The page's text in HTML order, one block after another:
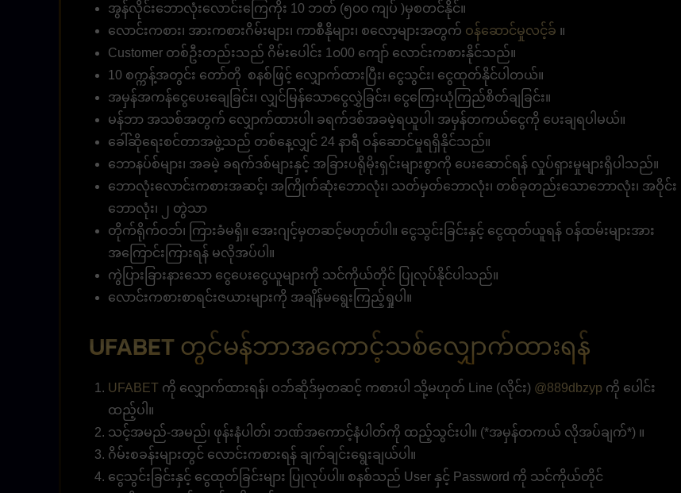
အွန်လိုင်းဘောလုံးလောင်းကြေကိုး 10 ဘတ် (၅၀၀ ကျပ် )မှစတင်နိုင်။
လောင်းကစား၊ အားကစားဂိမ်းများ၊ ကာစီနိုများ၊ စလော့များအတွက် ဝန်ဆောင်မှုလင့်ခ် ။
Customer တစ်ဦးတည်းသည် ဂိမ်းပေါင်း 1၀00 ကျော် လောင်းကစားနိုင်သည်။
10 စက္ကန့်အတွင်း တော်တို စနစ်ဖြင့် လျှောက်ထားပြီး၊ ငွေသွင်း၊ ငွေထုတ်နိုင်ပါတယ်။
အမှန်အကန်ငွေပေးချေခြင်း၊ လျှင်မြန်သောငွေလွှဲခြင်း၊ ငွေကြေးယုံကြည်စိတ်ချခြင်း။
မန်ဘာ အသစ်အတွက် လျှောက်ထားပါ၊ ခရက်ဒစ်အခမဲ့ရယူပါ၊ အမှန်တကယ်ငွေကို ပေးချရပါမယ်။
ခေါ်ဆိုရေးစင်တာအဖွဲ့သည် တစ်နေ့လျှင် 24 နာရီ ဝန်ဆောင်မှုရရှိနိုင်သည်။
ဘောနပ်စ်များ၊ အခမဲ့ ခရက်ဒစ်များနှင့် အခြားပရိုမိုးရှင်းများစွာကို ပေးဆောင်ရန် လှုပ်ရှားမှုများရှိပါသည်။
ဘောလုံးလောင်းကစားအဆင့်၊ အကြိုက်ဆုံးဘောလုံး၊ သတ်မှတ်ဘောလုံး၊ တစ်ခုတည်းသောဘောလုံး၊ အဝိုင်း
ဘောလုံး၊ ၂ တွဲသာ
တိုက်ရိုက်ဝဘ်၊ ကြားခံမရှိ။ အေးဂျင့်မှတဆင့်မဟုတ်ပါ။ ငွေသွင်းခြင်းနှင့် ငွေထုတ်ယူရန် ဝန်ထမ်းများအား
အကြောင်းကြားရန် မလိုအပ်ပါ။
ကွဲပြားခြားနားသော ငွေပေးငွေယူများကို သင်ကိုယ်တိုင် ပြုလုပ်နိုင်ပါသည်။
လောင်းကစားစာရင်းဇယားများကို အချိန်မရွေးကြည့်ရှုပါ။
UFABET တွင်မန်ဘာအကောင့်သစ်လျှောက်ထားရန်
UFABET ကို လျှောက်ထားရန်၊ ဝဘ်ဆိုဒ်မှတဆင့် ကစားပါ သို့မဟုတ် Line (လိုင်း) @889dbzyp ကို ပေါင်း
ထည့်ပါ။
သင့်အမည်-အမည်၊ ဖုန်းနံပါတ်၊ ဘဏ်အကောင့်နံပါတ်ကို ထည့်သွင်းပါ။ (*အမှန်တကယ် လိုအပ်ချက်*) ။
ဂိမ်းစခန်းများတွင် လောင်းကစားရန် ချက်ချင်းရွေးချယ်ပါ။
ငွေသွင်းခြင်းနှင့် ငွေထုတ်ခြင်းများ ပြုလုပ်ပါ။ စနစ်သည် User နှင့် Password ကို သင်ကိုယ်တိုင်